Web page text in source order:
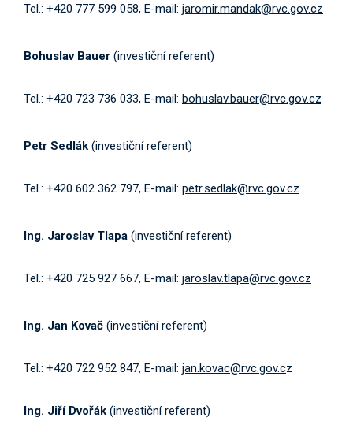
Tel.: +420 777 599 058, E-mail: jaromir.mandak@rvc.gov.cz
Bohuslav Bauer (investiční referent)
Tel.: +420 723 736 033, E-mail: bohuslav.bauer@rvc.gov.cz
Petr Sedlák (investiční referent)
Tel.: +420 602 362 797, E-mail: petr.sedlak@rvc.gov.cz
Ing. Jaroslav Tlapa (investiční referent)
Tel.: +420 725 927 667, E-mail: jaroslav.tlapa@rvc.gov.cz
Ing. Jan Kovač (investiční referent)
Tel.: +420 722 952 847, E-mail: jan.kovac@rvc.gov.cz
Ing. Jiří Dvořák (investiční referent)